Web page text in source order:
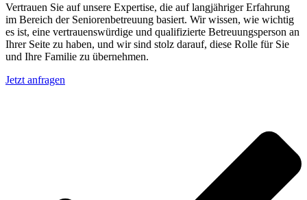
Vertrauen Sie auf unsere Expertise, die auf langjähriger Erfahrung
im Bereich der Seniorenbetreuung basiert. Wir wissen, wie wichtig
es ist, eine vertrauenswürdige und qualifizierte Betreuungsperson an
Ihrer Seite zu haben, und wir sind stolz darauf, diese Rolle für Sie
und Ihre Familie zu übernehmen.
Jetzt anfragen